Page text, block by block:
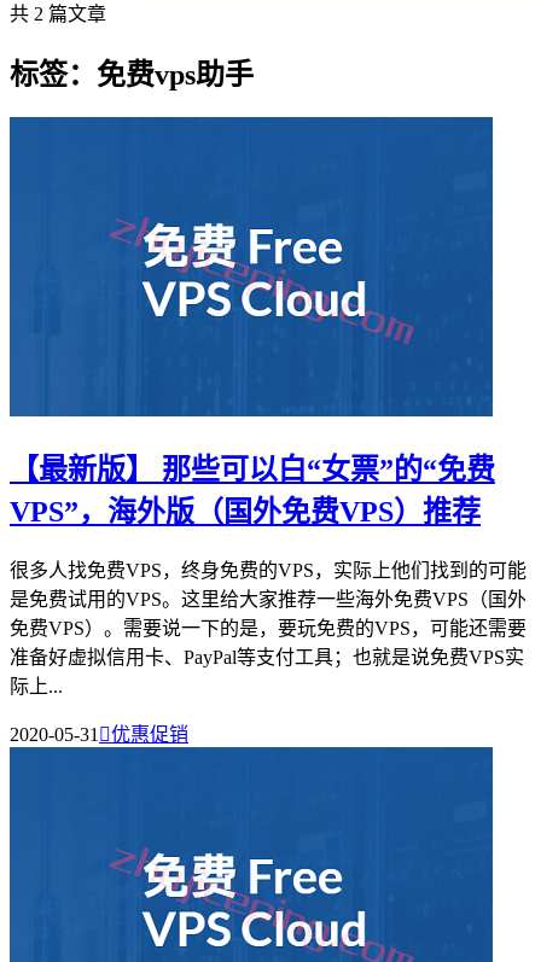
共 2 篇文章
标签：免费vps助手
【最新版】 那些可以白“女票”的“免费
VPS”，海外版（国外免费VPS）推荐
很多人找免费VPS，终身免费的VPS，实际上他们找到的可能
是免费试用的VPS。这里给大家推荐一些海外免费VPS（国外
免费VPS）。需要说一下的是，要玩免费的VPS，可能还需要
准备好虚拟信用卡、PayPal等支付工具；也就是说免费VPS实
际上...
2020-05-31 优惠促销